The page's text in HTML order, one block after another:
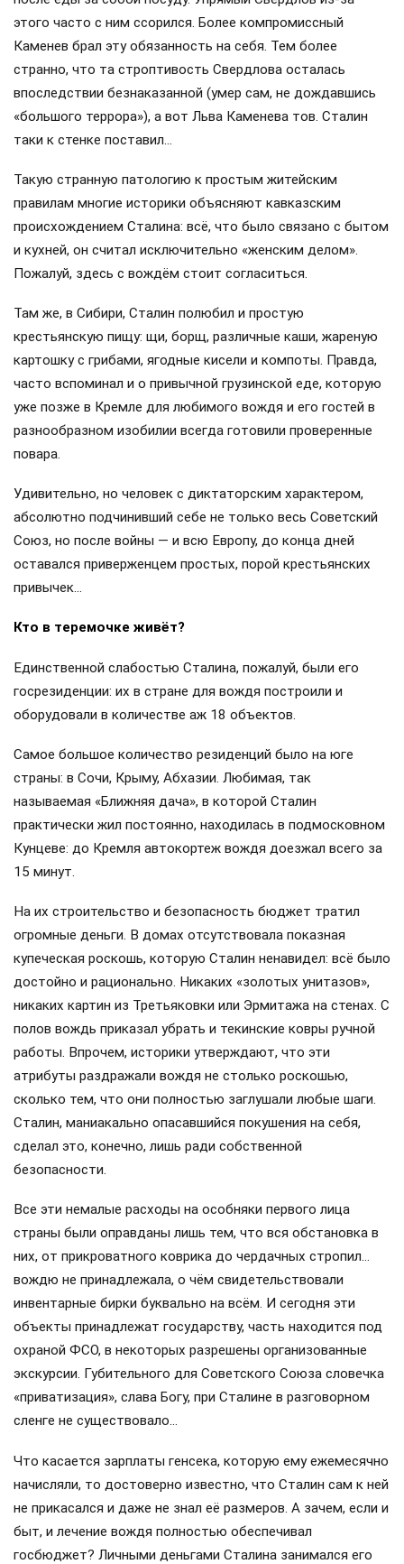
этого часто с ним ссорился. Более компромиссный
Каменев брал эту обязанность на себя. Тем более
странно, что та строптивость Свердлова осталась
впоследствии безнаказанной (умер сам, не дождавшись
«большого террора»), а вот Льва Каменева тов. Сталин
таки к стенке поставил…
Такую странную патологию к простым житейским
правилам многие историки объясняют кавказским
происхождением Сталина: всё, что было связано с бытом
и кухней, он считал исключительно «женским делом».
Пожалуй, здесь с вождём стоит согласиться.
Там же, в Сибири, Сталин полюбил и простую
крестьянскую пищу: щи, борщ, различные каши, жареную
картошку с грибами, ягодные кисели и компоты. Правда,
часто вспоминал и о привычной грузинской еде, которую
уже позже в Кремле для любимого вождя и его гостей в
разнообразном изобилии всегда готовили проверенные
повара.
Удивительно, но человек с диктаторским характером,
абсолютно подчинивший себе не только весь Советский
Союз, но после войны — и всю Европу, до конца дней
оставался приверженцем простых, порой крестьянских
привычек…
Кто в теремочке живёт?
Единственной слабостью Сталина, пожалуй, были его
госрезиденции: их в стране для вождя построили и
оборудовали в количестве аж 18 объектов.
Самое большое количество резиденций было на юге
страны: в Сочи, Крыму, Абхазии. Любимая, так
называемая «Ближняя дача», в которой Сталин
практически жил постоянно, находилась в подмосковном
Кунцеве: до Кремля автокортеж вождя доезжал всего за
15 минут.
На их строительство и безопасность бюджет тратил
огромные деньги. В домах отсутствовала показная
купеческая роскошь, которую Сталин ненавидел: всё было
достойно и рационально. Никаких «золотых унитазов»,
никаких картин из Третьяковки или Эрмитажа на стенах. С
полов вождь приказал убрать и текинские ковры ручной
работы. Впрочем, историки утверждают, что эти
атрибуты раздражали вождя не столько роскошью,
сколько тем, что они полностью заглушали любые шаги.
Сталин, маниакально опасавшийся покушения на себя,
сделал это, конечно, лишь ради собственной
безопасности.
Все эти немалые расходы на особняки первого лица
страны были оправданы лишь тем, что вся обстановка в
них, от прикроватного коврика до чердачных стропил…
вождю не принадлежала, о чём свидетельствовали
инвентарные бирки буквально на всём. И сегодня эти
объекты принадлежат государству, часть находится под
охраной ФСО, в некоторых разрешены организованные
экскурсии. Губительного для Советского Союза словечка
«приватизация», слава Богу, при Сталине в разговорном
сленге не существовало…
Что касается зарплаты генсека, которую ему ежемесячно
начисляли, то достоверно известно, что Сталин сам к ней
не прикасался и даже не знал её размеров. А зачем, если и
быт, и лечение вождя полностью обеспечивал
госбюджет? Личными деньгами Сталина занимался его